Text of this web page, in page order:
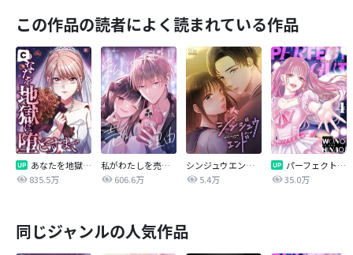
この作品の読者によく読まれている作品
あなたを地獄に堕とすまで
835.5万
私がわたしを売る理由
606.6万
シンジュウエンド【タテヨミ】
5.4万
パーフェクトグリッター
35.0万
同じジャンルの人気作品